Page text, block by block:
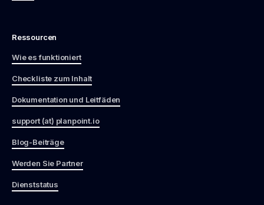
Ressourcen
Wie es funktioniert
Checkliste zum Inhalt
Dokumentation und Leitfäden
support (at) planpoint.io
Blog-Beiträge
Werden Sie Partner
Dienststatus